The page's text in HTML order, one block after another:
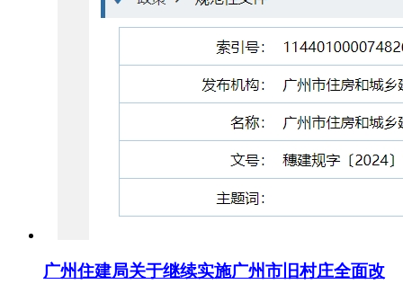
广州住建局关于继续实施广州市旧村庄全面改